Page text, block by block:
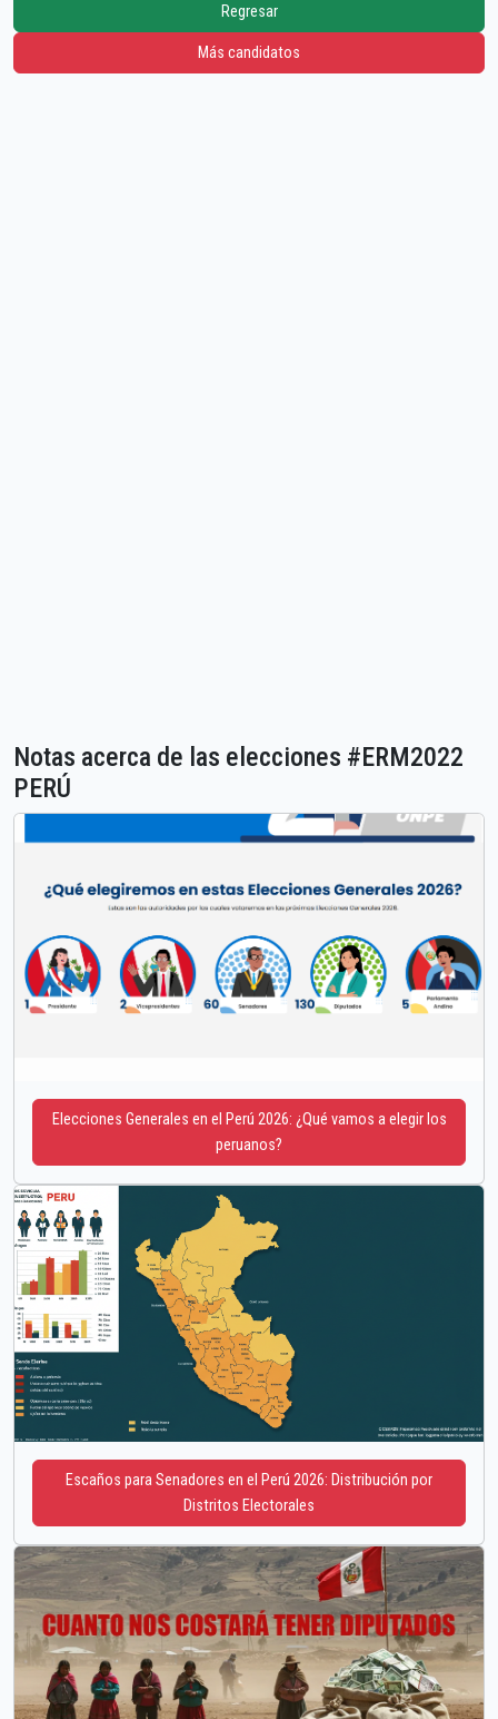
Regresar
Más candidatos
Notas acerca de las elecciones #ERM2022
PERÚ
Elecciones Generales en el Perú 2026: ¿Qué vamos a elegir los
peruanos?
Escaños para Senadores en el Perú 2026: Distribución por
Distritos Electorales